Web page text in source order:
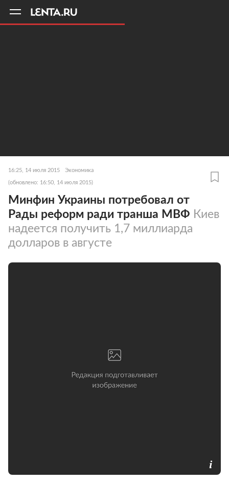
16:25, 14 июля 2015 Экономика
(обновлено: 16:50, 14 июля 2015)
Минфин Украины потребовал от
Рады реформ ради транша МВФ Киев
надеется получить 1,7 миллиарда
долларов в августе